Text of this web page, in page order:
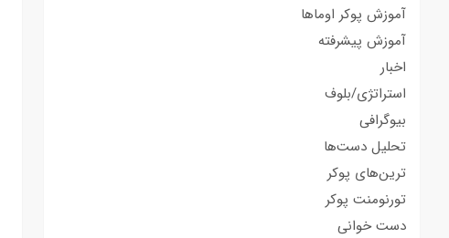
آموزش پوکر اوماها
آموزش پیشرفته
اخبار
استراتژی/بلوف
بیوگرافی
تحلیل دست‌ها
ترین‌های پوکر
تورنومنت پوکر
دست خوانی